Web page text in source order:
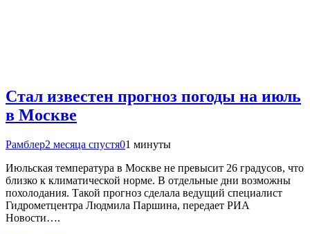
Стал известен прогноз погоды на июль
в Москве
Рамблер2 месяца спустя01 минуты
Июльская температура в Москве не превысит 26 градусов, что
близко к климатической норме. В отдельные дни возможны
похолодания. Такой прогноз сделала ведущий специалист
Гидрометцентра Людмила Паршина, передает РИА
Новости….